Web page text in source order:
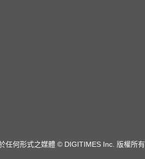
任何形式之媒體 © DIGITIMES Inc. 版權所有